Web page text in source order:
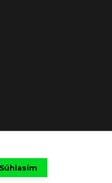
Súhlasím